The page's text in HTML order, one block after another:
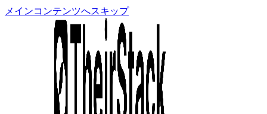
メインコンテンツへスキップ